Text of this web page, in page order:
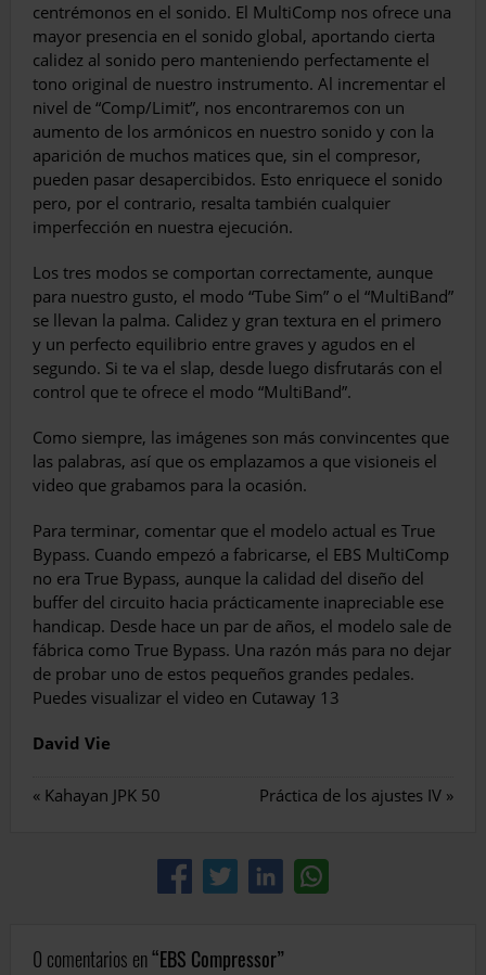
centrémonos en el sonido. El MultiComp nos ofrece una
mayor presencia en el sonido global, aportando cierta
calidez al sonido pero manteniendo perfectamente el
tono original de nuestro instrumento. Al incrementar el
nivel de “Comp/Limit”, nos encontraremos con un
aumento de los armónicos en nuestro sonido y con la
aparición de muchos matices que, sin el compresor,
pueden pasar desapercibidos. Esto enriquece el sonido
pero, por el contrario, resalta también cualquier
imperfección en nuestra ejecución.
Los tres modos se comportan correctamente, aunque
para nuestro gusto, el modo “Tube Sim” o el “MultiBand”
se llevan la palma. Calidez y gran textura en el primero
y un perfecto equilibrio entre graves y agudos en el
segundo. Si te va el slap, desde luego disfrutarás con el
control que te ofrece el modo “MultiBand”.
Como siempre, las imágenes son más convincentes que
las palabras, así que os emplazamos a que visioneis el
video que grabamos para la ocasión.
Para terminar, comentar que el modelo actual es True
Bypass. Cuando empezó a fabricarse, el EBS MultiComp
no era True Bypass, aunque la calidad del diseño del
buffer del circuito hacia prácticamente inapreciable ese
handicap. Desde hace un par de años, el modelo sale de
fábrica como True Bypass. Una razón más para no dejar
de probar uno de estos pequeños grandes pedales.
Puedes visualizar el video en Cutaway 13
David Vie
« Kahayan JPK 50 Práctica de los ajustes IV »
0 comentarios en EBS Compressor